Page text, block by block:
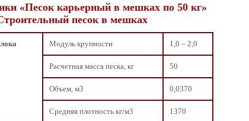
«Песок карьерный в мешках по 50 кг»
песок в мешках
Модуль крупности 1,0 – 2,0
Расчетная масса песка, кг 50
Объем, м3 0,0370
Средняя плотность кг/м3 1370